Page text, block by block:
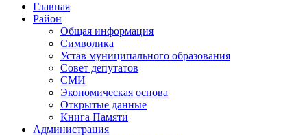
Главная
Район
Общая информация
Символика
Устав муниципального образования
Совет депутатов
СМИ
Экономическая основа
Открытые данные
Книга Памяти
Администрация